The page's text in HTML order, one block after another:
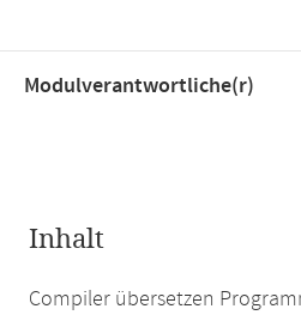
Modulverantwortliche(r)
Inhalt
Compiler übersetzen